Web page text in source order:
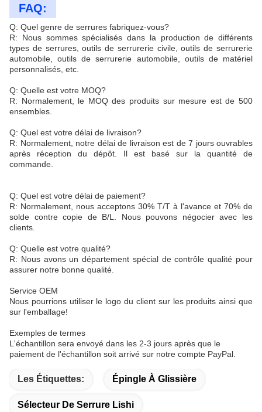
FAQ:
Q: Quel genre de serrures fabriquez-vous?
R: Nous sommes spécialisés dans la production de différents
types de serrures, outils de serrurerie civile, outils de serrurerie
automobile, outils de serrurerie automobile, outils de matériel
personnalisés, etc.
Q: Quelle est votre MOQ?
R: Normalement, le MOQ des produits sur mesure est de 500
ensembles.
Q: Quel est votre délai de livraison?
R: Normalement, notre délai de livraison est de 7 jours ouvrables
après réception du dépôt. Il est basé sur la quantité de
commande.
Q: Quel est votre délai de paiement?
R: Normalement, nous acceptons 30% T/T à l'avance et 70% de
solde contre copie de B/L. Nous pouvons négocier avec les
clients.
Q: Quelle est votre qualité?
R: Nous avons un département spécial de contrôle qualité pour
assurer notre bonne qualité.
Service OEM
Nous pourrions utiliser le logo du client sur les produits ainsi que
sur l'emballage!
Exemples de termes
L'échantillon sera envoyé dans les 2-3 jours après que le
paiement de l'échantillon soit arrivé sur notre compte PayPal.
Les Étiquettes: Épingle À Glissière
Sélecteur De Serrure Lishi